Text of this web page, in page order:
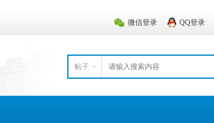
微信登录
QQ登录
帖子